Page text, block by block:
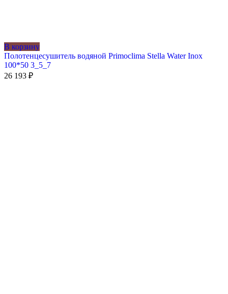
В корзину
Полотенцесушитель водяной Primoclima Stella Water Inox
100*50 3_5_7
26 193 ₽